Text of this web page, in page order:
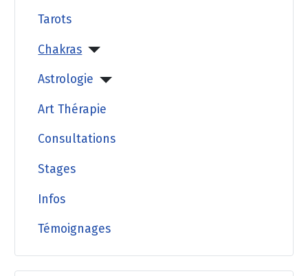
Tarots
Chakras
Astrologie
Art Thérapie
Consultations
Stages
Infos
Témoignages